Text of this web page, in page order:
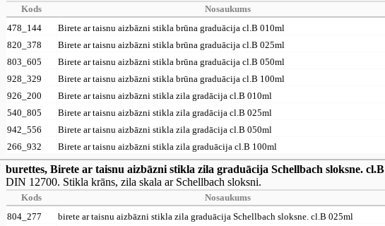
Kods Nosaukums
478_144
Birete ar taisnu aizbāzni stikla brūna graduācija cl.B 010ml
820_378
Birete ar taisnu aizbāzni stikla brūna graduācija cl.B 025ml
803_605
Birete ar taisnu aizbāzni stikla brūna graduācija cl.B 050ml
928_329
Birete ar taisnu aizbāzni stikla brūna graduācija cl.B 100ml
926_200
Birete ar taisnu aizbāzni stikla zila gradācija cl.B 010ml
540_805
Birete ar taisnu aizbāzni stikla zila gradācija cl.B 025ml
942_556
Birete ar taisnu aizbāzni stikla zila gradācija cl.B 050ml
266_932
Birete ar taisnu aizbāzni stikla zila graduācija cl.B 100ml
burettes, Birete ar taisnu aizbāzni stikla zila graduācija Schellbach sloksne. cl.B
DIN 12700. Stikla krāns, zila skala ar Schellbach sloksni.
Kods Nosaukums
804_277
birete ar taisnu aizbāzni stikla zila graduācija Schellbach sloksne. cl.B 025ml